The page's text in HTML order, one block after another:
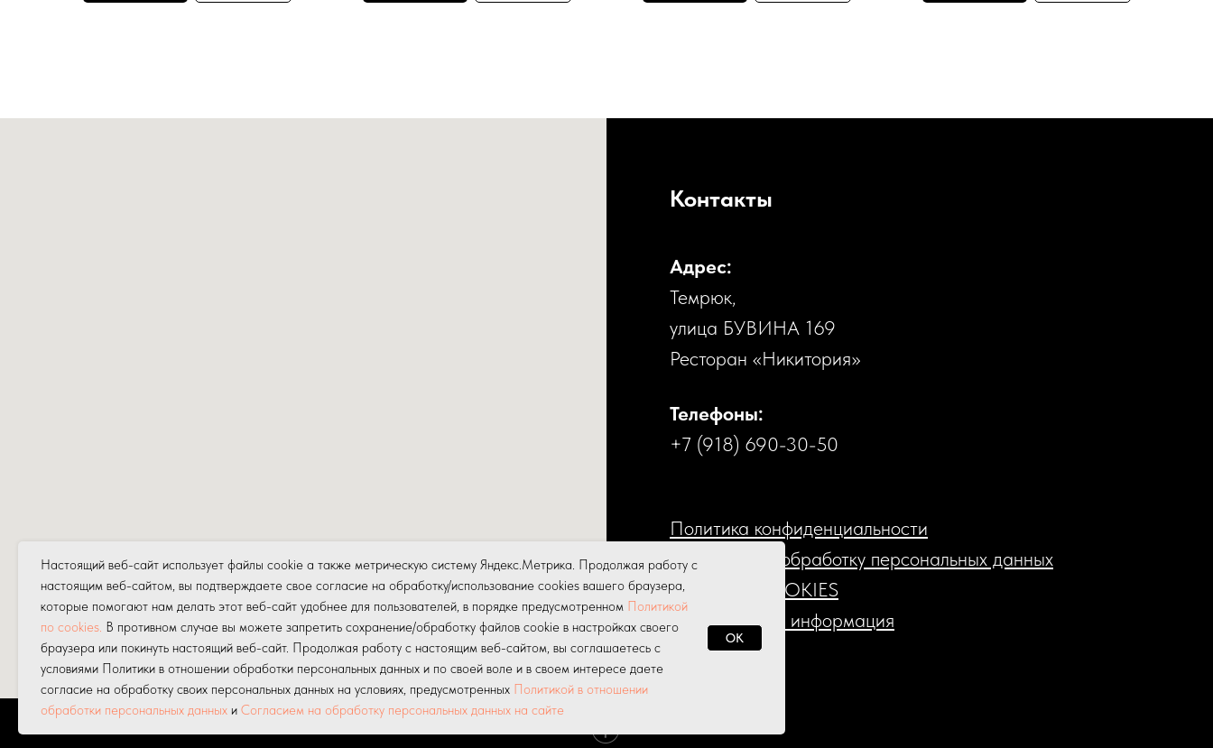
Контакты
Адрес:
Темрюк,
улица БУВИНА 169
Ресторан «Никитория»
Телефоны:
+7 (918) 690-30-50
Политика конфиденциальности
Cогласие на обработку персональных данных
Политика COOKIES
Ю
ридическая информация
Настоящий веб-сайт использует файлы cookie а также метрическую систему Яндекс.Метрика. Продолжая работу с
настоящим веб-сайтом, вы подтверждаете свое согласие на обработку/использование cookies вашего браузера,
которые помогают нам делать этот веб-сайт удобнее для пользователей, в порядке предусмотренном Политикой
по cookies. В противном случае вы можете запретить сохранение/обработку файлов cookie в настройках своего
браузера или покинуть настоящий веб-сайт. Продолжая работу с настоящим веб-сайтом, вы соглашаетесь с
условиями Политики в отношении обработки персональных данных и по своей воле и в своем интересе даете
согласие на обработку своих персональных данных на условиях, предусмотренных Политикой в отношении
обработки персональных данных и Согласием на обработку персональных данных на сайте
OK